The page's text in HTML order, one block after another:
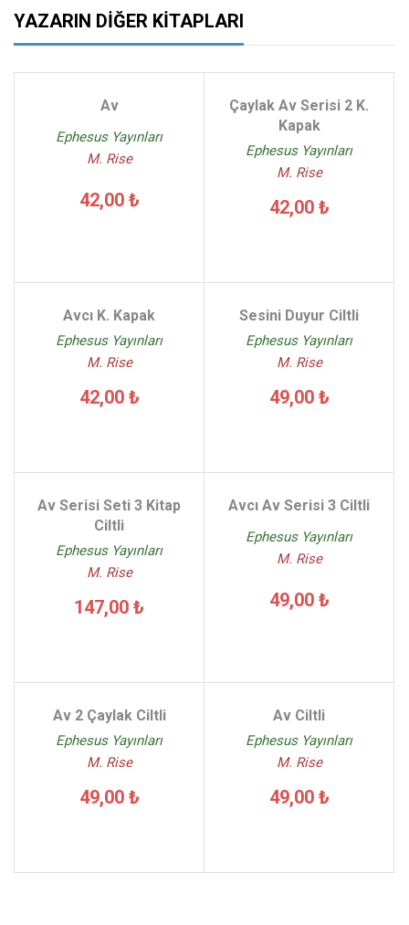
YAZARIN DIĞER KITAPLARI
Av
Ephesus Yayınları
M. Rise
42,00 ₺
Çaylak Av Serisi 2 K.
Kapak
Ephesus Yayınları
M. Rise
42,00 ₺
Avcı K. Kapak
Ephesus Yayınları
M. Rise
42,00 ₺
Sesini Duyur Ciltli
Ephesus Yayınları
M. Rise
49,00 ₺
Av Serisi Seti 3 Kitap
Ciltli
Ephesus Yayınları
M. Rise
147,00 ₺
Avcı Av Serisi 3 Ciltli
Ephesus Yayınları
M. Rise
49,00 ₺
Av 2 Çaylak Ciltli
Ephesus Yayınları
M. Rise
49,00 ₺
Av Ciltli
Ephesus Yayınları
M. Rise
49,00 ₺